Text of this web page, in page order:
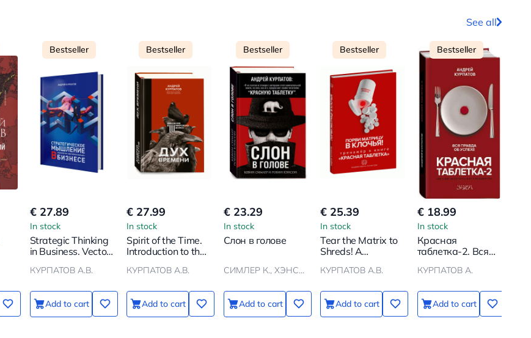
See all
Bestseller
€ 27.89
In stock
Strategic Thinking
in Business. Vector
КУРПАТОВ А.В.
Add to cart
Bestseller
€ 27.99
In stock
Spirit of the Time.
Introduction to the
КУРПАТОВ А.В.
Add to cart
Bestseller
€ 23.29
In stock
Слон в голове
СИМЛЕР К., ХЭНСОН Р.
Add to cart
Bestseller
€ 25.39
In stock
Tear the Matrix to
Shreds! A
Book Red Pill
КУРПАТОВ А.В.
Add to cart
Bestseller
€ 18.99
In stock
Красная
таблетка-2. Вся
КУРПАТОВ А.
Add to cart